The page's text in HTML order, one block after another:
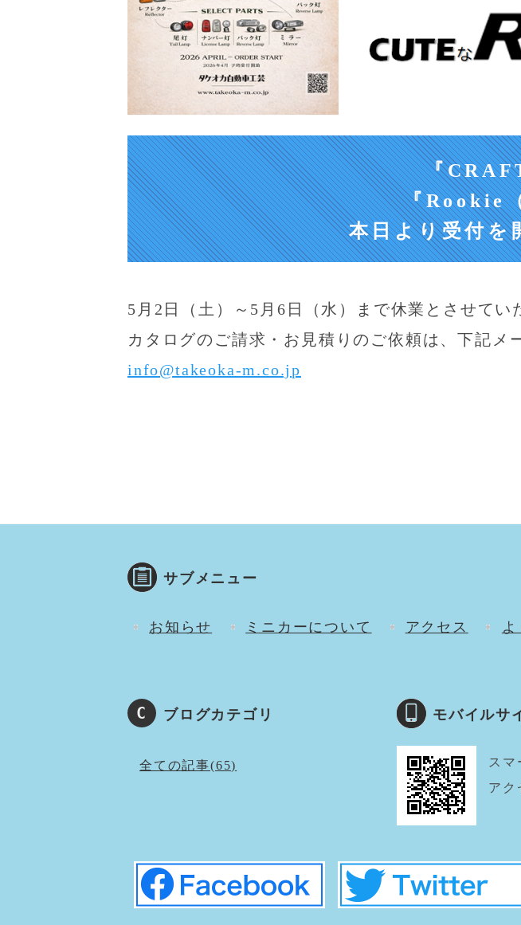
『
『Rookie
本日より受付を
5月2日（土）～5月6日（水）まで休業とさせてい
カタログのご請求・お見積りのご依頼は、下記メ
info@takeoka-m.co.jp
サブメニュー
お知らせ ミニカーについて アクセス
ブログカテゴリ
全ての記事(65)
モバイルサ
スマ
アク